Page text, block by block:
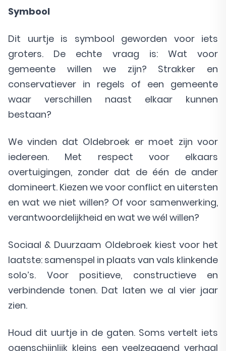
Symbool
Dit uurtje is symbool geworden voor iets
groters. De echte vraag is: Wat voor
gemeente willen we zijn? Strakker en
conservatiever in regels of een gemeente
waar verschillen naast elkaar kunnen
bestaan?
We vinden dat Oldebroek er moet zijn voor
iedereen. Met respect voor elkaars
overtuigingen, zonder dat de één de ander
domineert. Kiezen we voor conflict en uitersten
en wat we niet willen? Of voor samenwerking,
verantwoordelijkheid en wat we wél willen?
Sociaal & Duurzaam Oldebroek kiest voor het
laatste: samenspel in plaats van vals klinkende
solo’s. Voor positieve, constructieve en
verbindende tonen. Dat laten we al vier jaar
zien.
Houd dit uurtje in de gaten. Soms vertelt iets
ogenschijnlijk kleins een veelzeggend verhaal